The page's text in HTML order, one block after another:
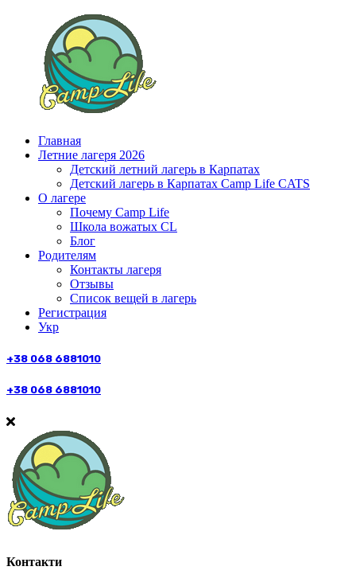
Главная
Летние лагеря 2026
Детский летний лагерь в Карпатах
Детский лагерь в Карпатах Сamp Life CATS
О лагере
Почему Camp Life
Школа вожатых CL
Блог
Родителям
Контакты лагеря
Отзывы
Список вещей в лагерь
Регистрация
Укр
+38 068 6881010
+38 068 6881010
Контакти